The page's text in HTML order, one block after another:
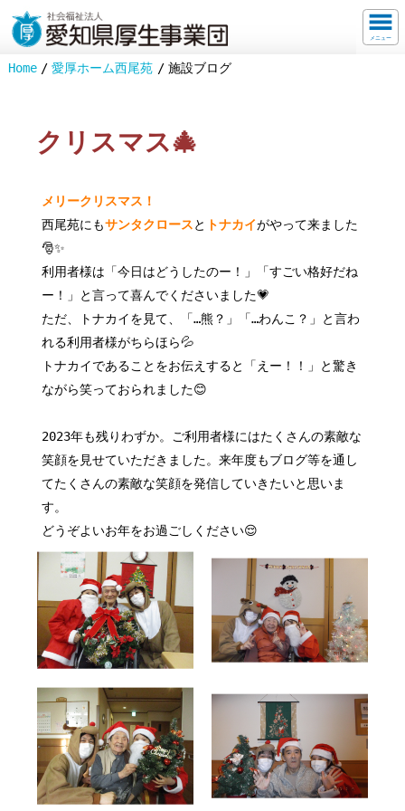
メニュー
Home 愛厚ホーム西尾苑 施設ブログ
クリスマス🎄
メリークリスマス！
西尾苑にもサンタクロースと トナカイがやって来ました
🎅✨
利用者様は「今日はどうしたのー！」「すごい格好だね
ー！」と言って喜んでくださいました💗
ただ、トナカイを見て、「…熊？」「…わんこ？」と言わ
れる利用者様がちらほら💦
トナカイであることをお伝えすると「えー！！」と驚き
ながら笑っておられました😊
2023年も残りわずか。ご利用者様にはたくさんの素敵な
笑顔を見せていただきました。来年度もブログ等を通し
てたくさんの素敵な笑顔を発信していきたいと思いま
す。
どうぞよいお年をお過ごしください😌